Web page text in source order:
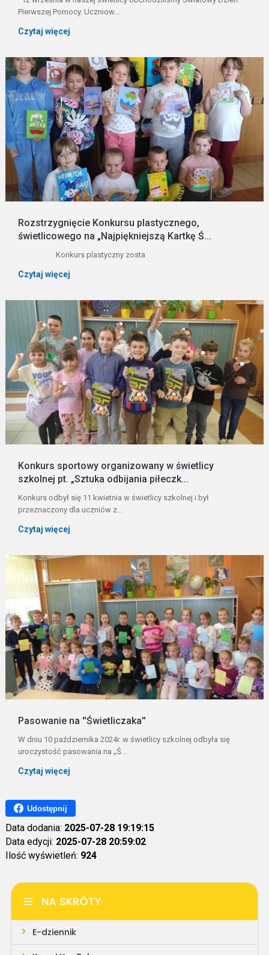
Pierwszej Pomocy. Uczniow...
Czytaj więcej
Rozstrzygnięcie Konkursu plastycznego,
świetlicowego na „Najpiękniejszą Kartkę Ś...
Konkurs plastyczny zosta
Czytaj więcej
Konkurs sportowy organizowany w świetlicy
szkolnej pt. „Sztuka odbijania piłeczk...
Konkurs odbył się 11 kwietnia w świetlicy szkolnej i był
przeznaczony dla uczniów z...
Czytaj więcej
Pasowanie na ''Świetliczaka''
W dniu 10 października 2024r. w świetlicy szkolnej odbyła się
uroczystość pasowania na „Ś...
Czytaj więcej
Udostępnij
Data dodania: 2025-07-28 19:19:15
Data edycji: 2025-07-28 20:59:02
Ilość wyświetleń: 924
NA SKRÓTY
E-dziennik